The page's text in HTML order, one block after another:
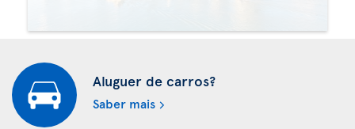
Aluguer de carros?
Saber mais